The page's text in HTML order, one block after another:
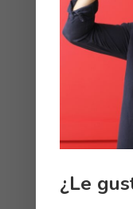
indicada en el
exceder de 24
obligaciones
datos en
actividad de
Consulting
derechos.
¿Le